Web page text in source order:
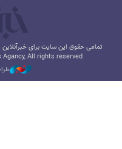
تمامی حقوق این سایت برای
All rights reserved